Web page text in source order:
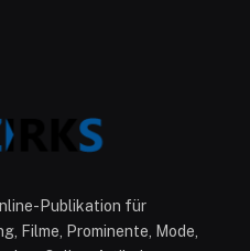
Publikation für
Filme, Prominente, Mode,